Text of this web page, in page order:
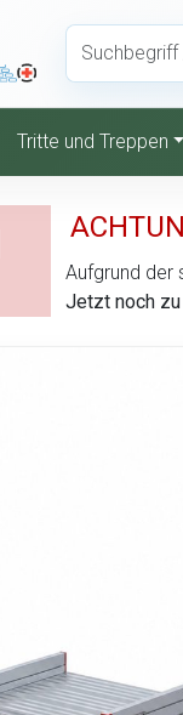
Tritte und Treppen
Aufgrund der
Jetzt noch